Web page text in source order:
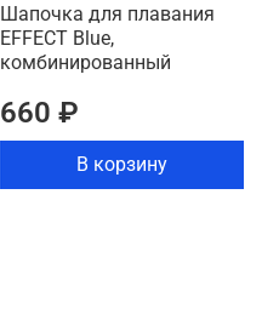
Шапочка для плавания
EFFECT Blue,
комбинированный
660 ₽
В корзину